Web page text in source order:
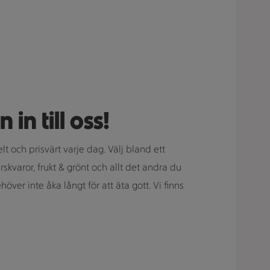
in till oss!
och prisvärt varje dag. Välj bland ett
frukt & grönt och allt det andra du
inte åka långt för att äta gott. Vi finns